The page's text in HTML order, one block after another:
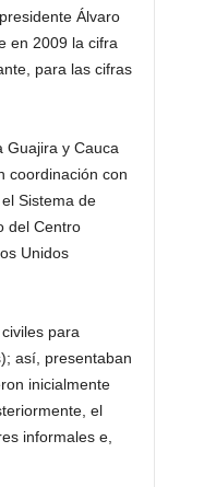
Álvaro
en 2009 la cifra
para las cifras
Guajira y Cauca
coordinación con
Sistema de
del Centro
Unidos
para
así, presentaban
inicialmente
el
informales e,